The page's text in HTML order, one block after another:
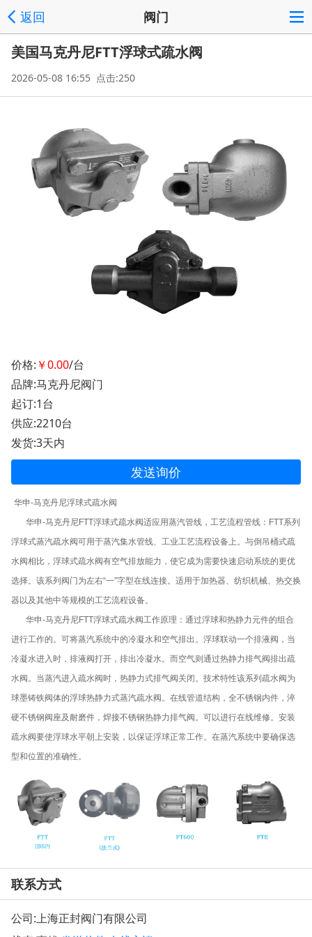
返回 阀门
美国马克丹尼FTT浮球式疏水阀
2026-05-08 16:55 点击:250
价格: ￥0.00/台
品牌:马克丹尼阀门
起订:1台
供应:2210台
发货:3天内
发送询价
华申-马克丹尼浮球式疏水阀
华申-马克丹尼FTT浮球式疏水阀适应用蒸汽管线，工艺流程管线：FTT系列
浮球式蒸汽疏水阀可用于蒸汽集水管线、工业工艺流程设备上。与倒吊桶式疏
水阀相比，浮球式疏水阀有空气排放能力，使它成为需要快速启动系统的更优
选择。该系列阀门为左右“一”字型在线连接。适用于加热器、纺织机械、热交换
器以及其他中等规模的工艺流程设备。
华申-马克丹尼FTT浮球式疏水阀工作原理：通过浮球和热静力元件的组合
进行工作的。可将蒸汽系统中的冷凝水和空气排出。浮球联动一个排液阀，当
冷凝水进入时，排液阀打开，排出冷凝水。而空气则通过热静力排气阀排出疏
水阀。当蒸汽进入疏水阀时，热静力式排气阀关闭。技术特性该系列疏水阀为
球墨铸铁阀体的浮球热静力式蒸汽疏水阀。在线管道结构，全不锈钢内件，淬
硬不锈钢阀座及耐磨件，焊接不锈钢热静力排气阀。可以进行在线维修。安装
疏水阀要使浮球水平朝上安装，以保证浮球正常工作。在蒸汽系统中要确保选
型和位置的准确性。
联系方式
公司:上海正封阀门有限公司